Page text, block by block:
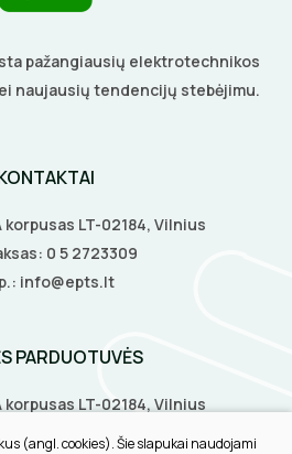
pažangiausių elektrotechnikos
naujausių tendencijų stebėjimu.
korpusas LT-02184, Vilnius
0 5 2723309
info@epts.lt
PARDUOTUVĖS
korpusas LT-02184, Vilnius
8, LT-52168, Kaunas
(angl. cookies). Šie slapukai naudojami